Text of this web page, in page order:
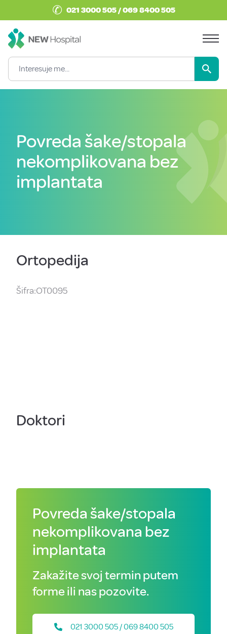
✆ 021 3000 505 / 069 8400 505
Povreda šake/stopala
nekomplikovana bez
implantata
Ortopedija
Šifra:OT0095
Doktori
Povreda šake/stopala
nekomplikovana bez
implantata
Zakažite svoj termin putem
forme ili nas pozovite.
021 3000 505 / 069 8400 505